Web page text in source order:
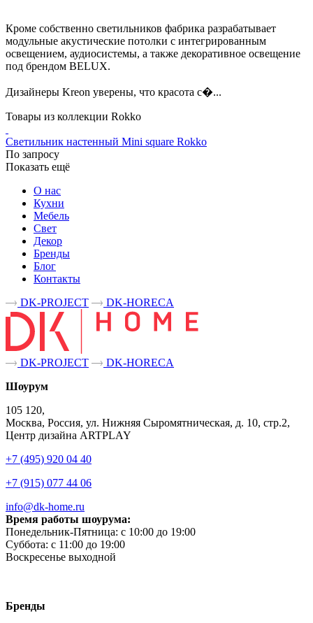
Кроме собственно светильников фабрика разрабатывает
модульные акустические потолки с интегрированным
освещением, аудиосистемы, а также декоративное освещение
под брендом BELUX.
Дизайнеры Kreon уверены, что красота с�...
Товары из коллекции Rokko
Светильник настенный Mini square Rokko
По запросу
Показать ещё
О нас
Кухни
Мебель
Свет
Декор
Бренды
Блог
Контакты
DK-PROJECT
DK-HORECA
DK-PROJECT
DK-HORECA
Шоурум
105 120,
Москва, Россия, ул. Нижняя Сыромятническая, д. 10, стр.2,
Центр дизайна ARTPLAY
+7 (495) 920 04 40
+7 (915) 077 44 06
info@dk-home.ru
Время работы шоурума:
Понедельник-Пятница: c 10:00 до 19:00
Суббота: c 11:00 до 19:00
Воскресенье выходной
Бренды